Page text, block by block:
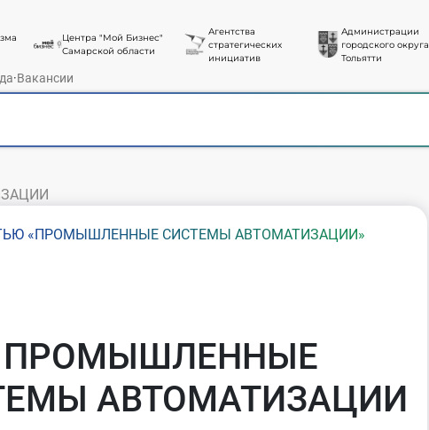
Центра "Мой Бизнес"
Самарской области
Агентства
стратегических
инициатив
Администрации
городского округа
Тольятти
·Вакансии
«ПРОМЫШЛЕННЫЕ СИСТЕМЫ АВТОМАТИЗАЦИИ»
ПРОМЫШЛЕННЫЕ
АВТОМАТИЗАЦИИ